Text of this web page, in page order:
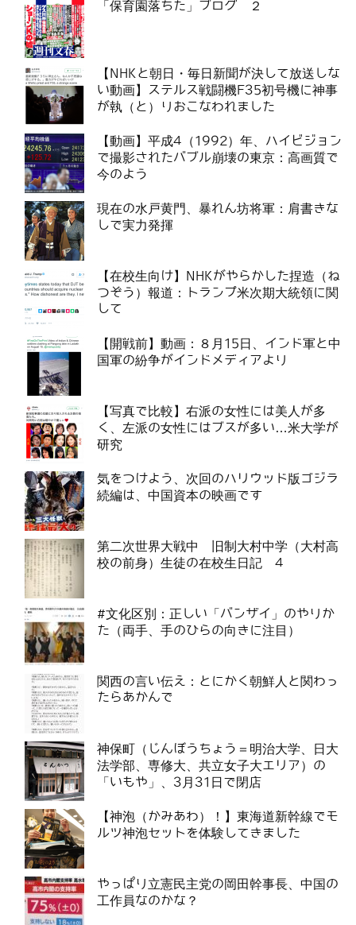
「保育園落ちた」ブログ ２
【NHKと朝日・毎日新聞が決して放送しな
い動画】ステルス戦闘機F35初号機に神事
が執（と）りおこなわれました
【動画】平成4（1992）年、ハイビジョン
で撮影されたバブル崩壊の東京：高画質で
今のよう
現在の水戸黄門、暴れん坊将軍：肩書きな
しで実力発揮
【在校生向け】NHKがやらかした捏造（ね
つぞう）報道：トランプ米次期大統領に関
して
【開戦前】動画：８月15日、インド軍と中
国軍の紛争がインドメディアより
【写真で比較】右派の女性には美人が多
く、左派の女性にはブスが多い…米大学が
研究
気をつけよう、次回のハリウッド版ゴジラ
続編は、中国資本の映画です
第二次世界大戦中 旧制大村中学（大村高
校の前身）生徒の在校生日記 4
#文化区別：正しい「バンザイ」のやりか
た（両手、手のひらの向きに注目）
関西の言い伝え：とにかく朝鮮人と関わっ
たらあかんで
神保町（じんぼうちょう＝明治大学、日大
法学部、専修大、共立女子大エリア）の
「いもや」、3月31日で閉店
【神泡（かみあわ）！】東海道新幹線でモ
ルツ神泡セットを体験してきました
やっぱり立憲民主党の岡田幹事長、中国の
工作員なのかな？